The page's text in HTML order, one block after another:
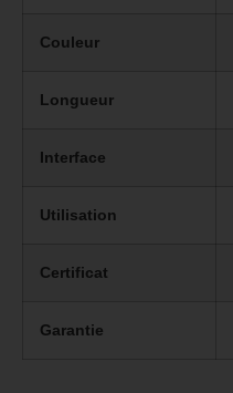
Couleur
Longueur
Interface
Utilisation
Certificat
Garantie